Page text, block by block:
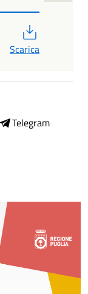
Scarica
Telegram